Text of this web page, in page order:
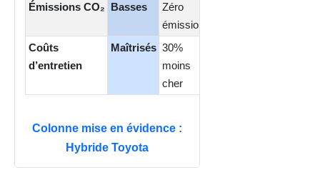
Émissions CO₂ Basses
Zéro
émission
Coûts
d’entretien
Maîtrisés 30%
moins
cher
Colonne mise en évidence :
Hybride Toyota